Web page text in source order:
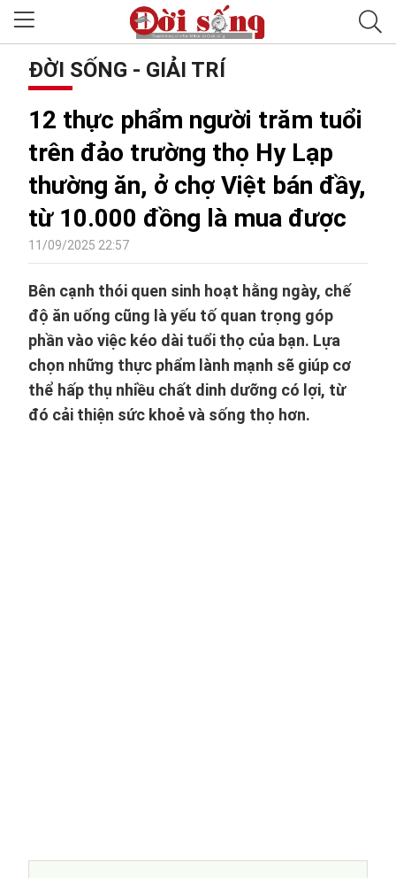
ĐỜI SỐNG - GIẢI TRÍ
12 thực phẩm người trăm tuổi
trên đảo trường thọ Hy Lạp
thường ăn, ở chợ Việt bán đầy,
từ 10.000 đồng là mua được
11/09/2025 22:57
Bên cạnh thói quen sinh hoạt hằng ngày, chế
độ ăn uống cũng là yếu tố quan trọng góp
phần vào việc kéo dài tuổi thọ của bạn. Lựa
chọn những thực phẩm lành mạnh sẽ giúp cơ
thể hấp thụ nhiều chất dinh dưỡng có lợi, từ
đó cải thiện sức khoẻ và sống thọ hơn.